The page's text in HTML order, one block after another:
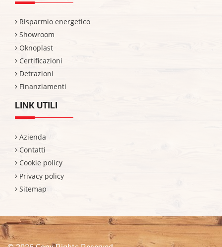
Risparmio energetico
Showroom
Oknoplast
Certificazioni
Detrazioni
Finanziamenti
LINK UTILI
Azienda
Contatti
Cookie policy
Privacy policy
Sitemap